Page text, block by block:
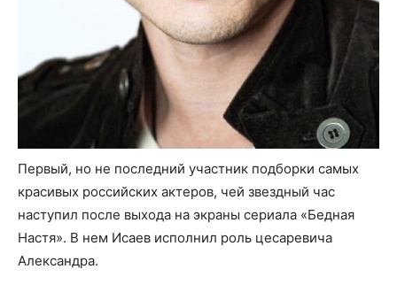
Первый, но не последний участник подборки самых
красивых российских актеров, чей звездный час
наступил после выхода на экраны сериала «Бедная
Настя». В нем Исаев исполнил роль цесаревича
Александра.